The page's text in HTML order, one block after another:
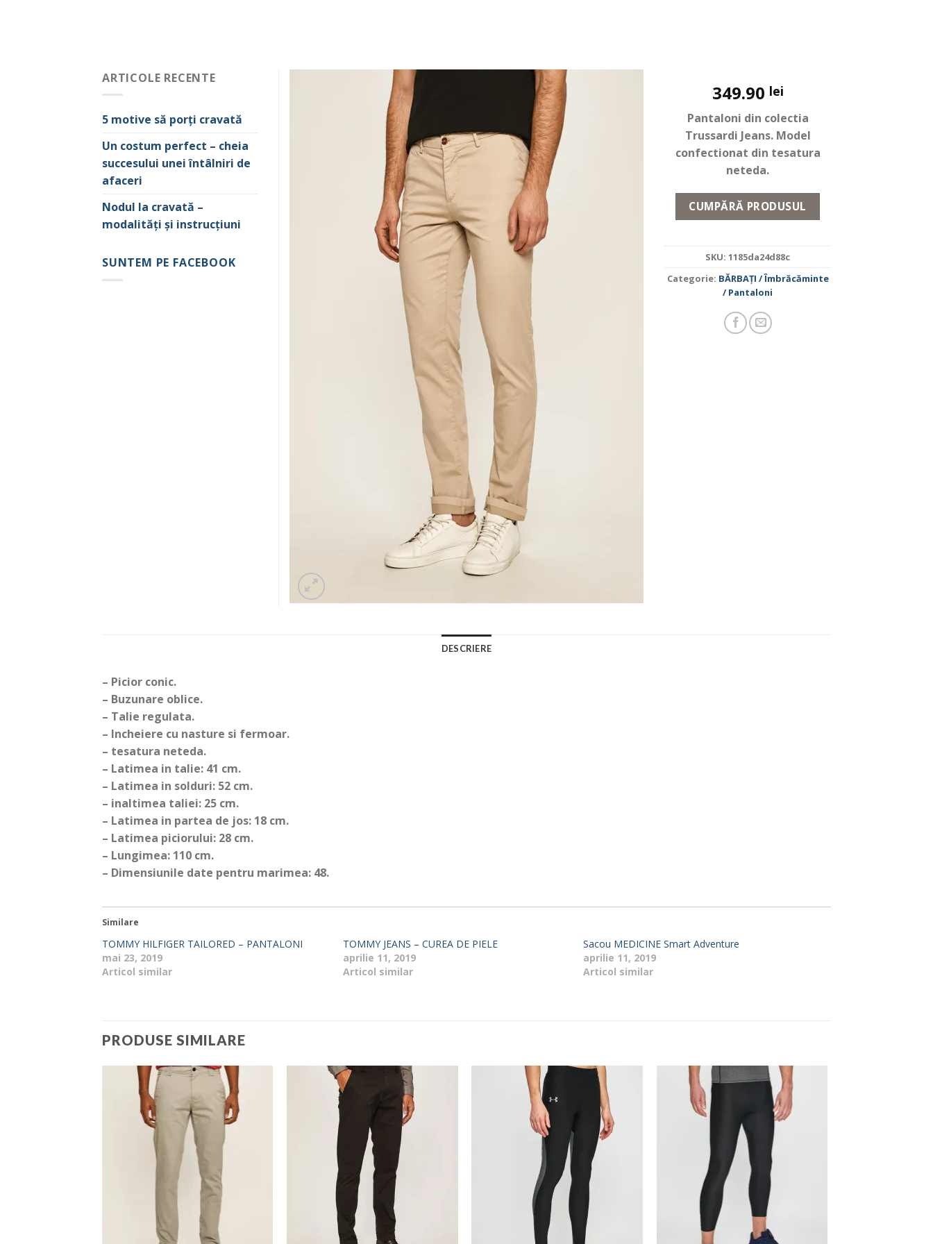
349.90 lei
Pantaloni din colectia
Trussardi Jeans. Model
confectionat din tesatura
neteda.
CUMPĂRĂ PRODUSUL
SKU: 1185da24d88c
Categorie: BĂRBAŢI / Îmbrăcăminte
/ Pantaloni
ARTICOLE RECENTE
5 motive să porți cravată
Un costum perfect – cheia
succesului unei întâlniri de
afaceri
Nodul la cravată –
modalități și instrucțiuni
SUNTEM PE FACEBOOK
DESCRIERE
– Picior conic.
– Buzunare oblice.
– Talie regulata.
– Incheiere cu nasture si fermoar.
– tesatura neteda.
– Latimea in talie: 41 cm.
– Latimea in solduri: 52 cm.
– inaltimea taliei: 25 cm.
– Latimea in partea de jos: 18 cm.
– Latimea piciorului: 28 cm.
– Lungimea: 110 cm.
– Dimensiunile date pentru marimea: 48.
Similare
TOMMY HILFIGER TAILORED – PANTALONI
mai 23, 2019
Articol similar
TOMMY JEANS – CUREA DE PIELE
aprilie 11, 2019
Articol similar
Sacou MEDICINE Smart Adventure
aprilie 11, 2019
Articol similar
PRODUSE SIMILARE